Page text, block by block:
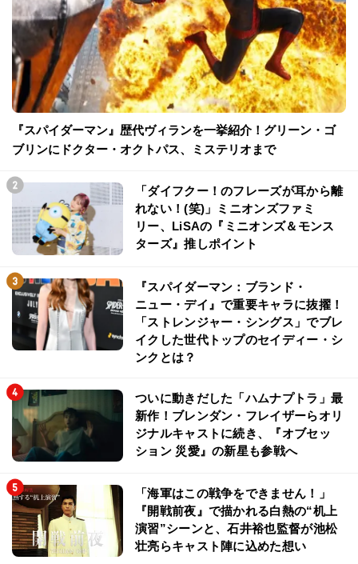
『スパイダーマン』歴代ヴィランを一挙紹介！グリーン・ゴ
ブリンにドクター・オクトパス、ミステリオまで
「ダイフクー！のフレーズが耳から離
れない！(笑)」ミニオンズファミ
リー、LiSAの『ミニオンズ＆モンス
ターズ』推しポイント
『スパイダーマン：ブランド・
ニュー・デイ』で重要キャラに抜擢！
「ストレンジャー・シングス」でブレ
イクした世代トップのセイディー・シ
ンクとは？
ついに動きだした「ハムナプトラ」最
新作！ブレンダン・フレイザーらオリ
ジナルキャストに続き、『オブセッ
ション 災愛』の新星も参戦へ
「海軍はこの戦争をできません！」
『開戦前夜』で描かれる白熱の“机上
演習”シーンと、石井裕也監督が池松
壮亮らキャスト陣に込めた想い